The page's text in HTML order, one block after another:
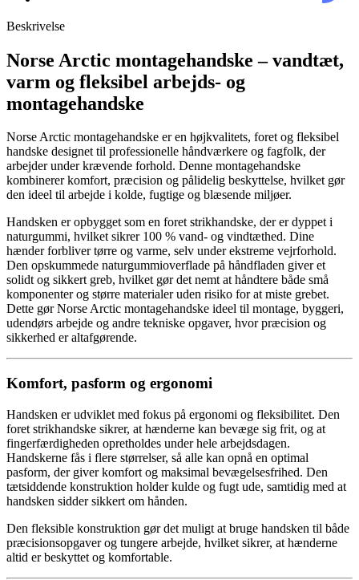
Beskrivelse
Norse Arctic montagehandske – vandtæt,
varm og fleksibel arbejds- og
montagehandske
Norse Arctic montagehandske er en højkvalitets, foret og fleksibel
handske designet til professionelle håndværkere og fagfolk, der
arbejder under krævende forhold. Denne montagehandske
kombinerer komfort, præcision og pålidelig beskyttelse, hvilket gør
den ideel til arbejde i kolde, fugtige og blæsende miljøer.
Handsken er opbygget som en foret strikhandske, der er dyppet i
naturgummi, hvilket sikrer 100 % vand- og vindtæthed. Dine
hænder forbliver tørre og varme, selv under ekstreme vejrforhold.
Den opskummede naturgummioverflade på håndfladen giver et
solidt og sikkert greb, hvilket gør det nemt at håndtere både små
komponenter og større materialer uden risiko for at miste grebet.
Dette gør Norse Arctic montagehandske ideel til montage, byggeri,
udendørs arbejde og andre tekniske opgaver, hvor præcision og
sikkerhed er altafgørende.
Komfort, pasform og ergonomi
Handsken er udviklet med fokus på ergonomi og fleksibilitet. Den
foret strikhandske sikrer, at hænderne kan bevæge sig frit, og at
fingerfærdigheden opretholdes under hele arbejdsdagen.
Handskerne fås i flere størrelser, så alle kan opnå en optimal
pasform, der giver komfort og maksimal bevægelsesfrihed. Den
tætsiddende konstruktion holder kulde og fugt ude, samtidig med at
handsken sidder sikkert om hånden.
Den fleksible konstruktion gør det muligt at bruge handsken til både
præcisionsopgaver og tungere arbejde, hvilket sikrer, at hænderne
altid er beskyttet og komfortable.